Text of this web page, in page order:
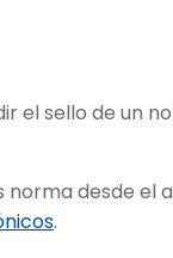
el sello de un
desde el
.